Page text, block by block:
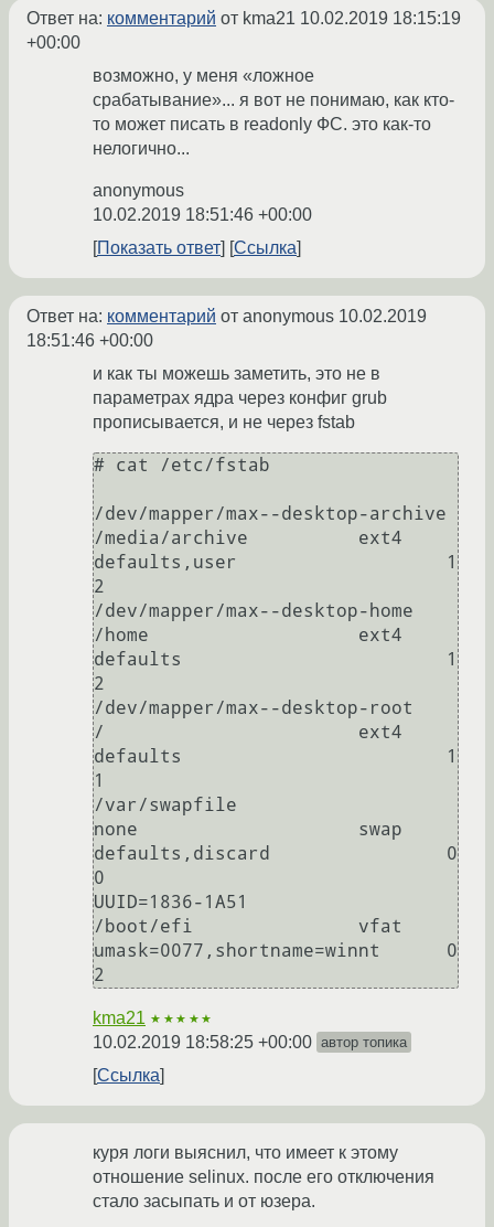
Ответ на: комментарий от kma21 10.02.2019 18:15:19
+00:00
возможно, у меня «ложное
срабатывание»... я вот не понимаю, как кто-
то может писать в readonly ФС. это как-то
нелогично...
anonymous
10.02.2019 18:51:46 +00:00
Показать ответ
Ссылка
Ответ на: комментарий от anonymous 10.02.2019
18:51:46 +00:00
и как ты можешь заметить, это не в
параметрах ядра через конфиг grub
прописывается, и не через fstab
# cat /etc/fstab
/dev/mapper/max--desktop-archive
/media/archive          ext4
defaults,user                   1
2
/dev/mapper/max--desktop-home
/home                   ext4
defaults                        1
2
/dev/mapper/max--desktop-root
/                       ext4
defaults                        1
1
/var/swapfile
none                    swap
defaults,discard                0
0
UUID=1836-1A51
/boot/efi               vfat
umask=0077,shortname=winnt      0
kma21 ★★★★★
10.02.2019 18:58:25 +00:00 автор топика
Ссылка
куря логи выяснил, что имеет к этому
отношение selinux. после его отключения
стало засыпать и от юзера.